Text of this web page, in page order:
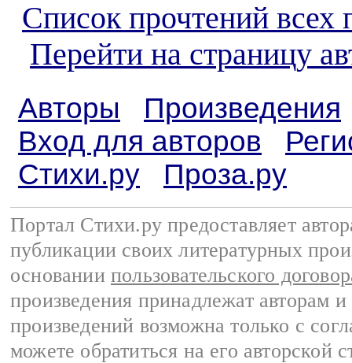
Список прочтений всех
Перейти на страницу
Авторы
Произведения
Вход для авторов
Стихи.ру
Проза.ру
Портал Стихи.ру предоставляет
публикации своих литературных
основании пользовательского
произведения принадлежат авторам
произведений возможна только с
можете обратиться на его авторской